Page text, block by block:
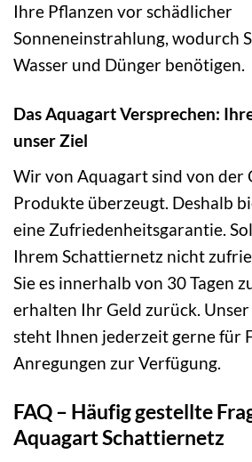
Ihre Pflanzen vor schädlicher
Sonneneinstrahlung, wodurch
Wasser und Dünger benötigen.
Das Aquagart Versprechen:
unser Ziel
Wir von Aquagart sind von der
Produkte überzeugt. Deshalb
eine Zufriedenheitsgarantie.
Ihrem Schattiernetz nicht
Sie es innerhalb von 30 Tagen
erhalten Ihr Geld zurück.
steht Ihnen jederzeit gerne für
Anregungen zur Verfügung.
FAQ – Häufig gestellte
Aquagart Schattiernetz